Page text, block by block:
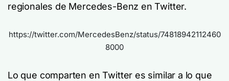
regionales de Mercedes-Benz en Twitter.
https://twitter.com/MercedesBenz/status/74818942112460
8000
Lo que comparten en Twitter es similar a lo que